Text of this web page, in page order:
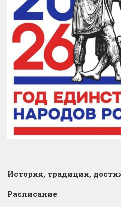
История, традиции,
Расписание